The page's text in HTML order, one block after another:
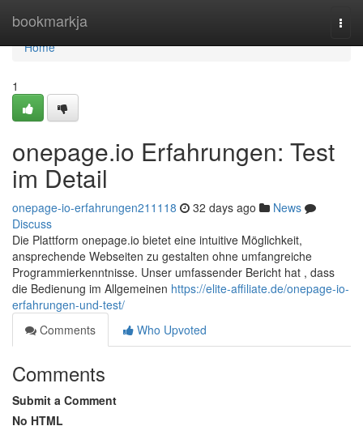
bookmarkja
Home
Home
1
onepage.io Erfahrungen: Test
im Detail
onepage-io-erfahrungen211118 32 days ago
News
Discuss
Die Plattform onepage.io bietet eine intuitive Möglichkeit,
ansprechende Webseiten zu gestalten ohne umfangreiche
Programmierkenntnisse. Unser umfassender Bericht hat , dass
die Bedienung im Allgemeinen https://elite-affiliate.de/onepage-io-
erfahrungen-und-test/
Comments
Who Upvoted
Comments
Submit a Comment
No HTML